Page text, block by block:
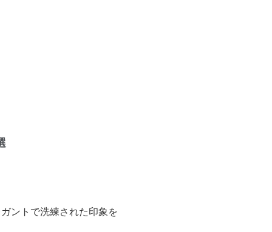
ントで洗練された印象を